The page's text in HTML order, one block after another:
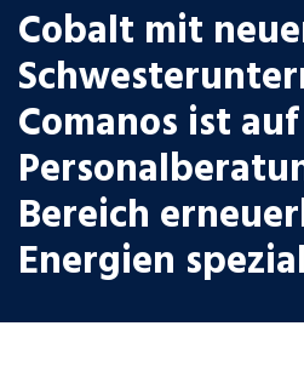
Cobalt mit
Comanos ist auf
Bereich
Energien